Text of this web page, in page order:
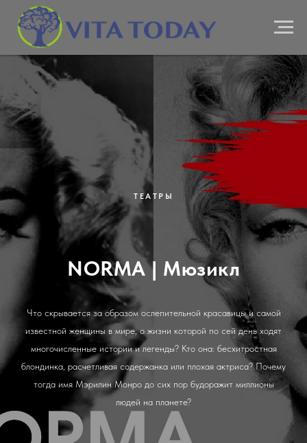
ТЕАТРЫ
NORMA | Мюзикл
Что скрывается за образом ослепительной красавицы и самой
известной женщины в мире, о жизни которой по сей день ходят
многочисленные истории и легенды? Кто она: бесхитростная
блондинка, расчетливая содержанка или плохая актриса? Почему
тогда имя Мэрилин Монро до сих пор будоражит миллионы
людей на планете?